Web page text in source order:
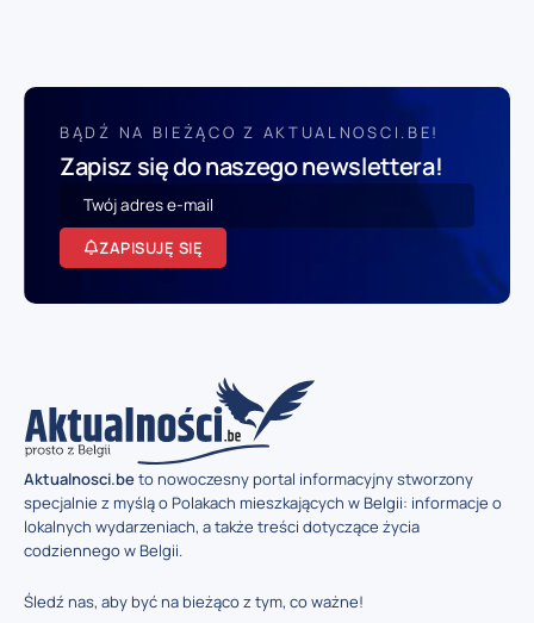
BĄDŹ NA BIEŻĄCO Z AKTUALNOSCI.BE!
Zapisz się do naszego newslettera!
ZAPISUJĘ SIĘ
Aktualnosci.beto nowoczesny portal informacyjny stworzony
specjalnie z myślą o Polakach mieszkających w Belgii: informacje o
lokalnych wydarzeniach, a także treści dotyczące życia
codziennego w Belgii.
Śledź nas, aby być na bieżąco z tym, co ważne!